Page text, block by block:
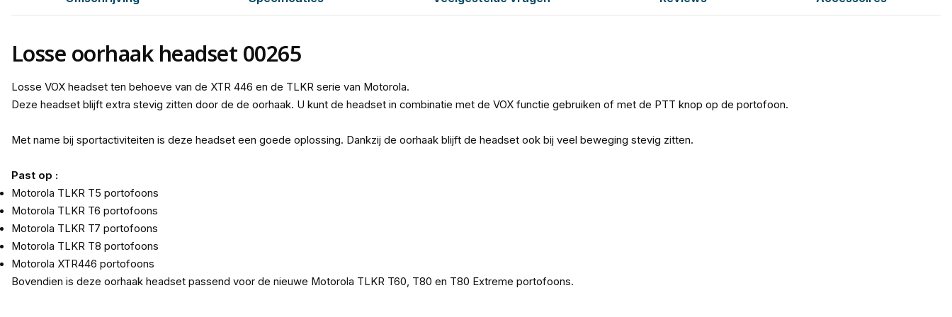
Losse oorhaak headset 00265
Losse VOX headset ten behoeve van de XTR 446 en de TLKR serie van Motorola.
Deze headset blijft extra stevig zitten door de de oorhaak. U kunt de headset in combinatie met de VOX functie gebruiken of met de PTT knop op de portofoon.
Met name bij sportactiviteiten is deze headset een goede oplossing. Dankzij de oorhaak blijft de headset ook bij veel beweging stevig zitten.
Past op :
Motorola TLKR T5 portofoons
Motorola TLKR T6 portofoons
Motorola TLKR T7 portofoons
Motorola TLKR T8 portofoons
Motorola XTR446 portofoons
Bovendien is deze oorhaak headset passend voor de nieuwe Motorola TLKR T60, T80 en T80 Extreme portofoons.